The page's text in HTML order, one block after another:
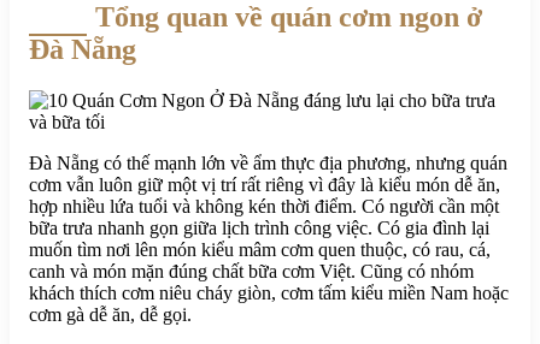
Tổng quan về quán cơm ngon ở
Đà Nẵng
Đà Nẵng có thế mạnh lớn về ẩm thực địa phương, nhưng quán
cơm vẫn luôn giữ một vị trí rất riêng vì đây là kiểu món dễ ăn,
hợp nhiều lứa tuổi và không kén thời điểm. Có người cần một
bữa trưa nhanh gọn giữa lịch trình công việc. Có gia đình lại
muốn tìm nơi lên món kiểu mâm cơm quen thuộc, có rau, cá,
canh và món mặn đúng chất bữa cơm Việt. Cũng có nhóm
khách thích cơm niêu cháy giòn, cơm tấm kiểu miền Nam hoặc
cơm gà dễ ăn, dễ gọi.